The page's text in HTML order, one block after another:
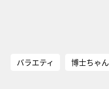
バラエティ 博士ちゃん